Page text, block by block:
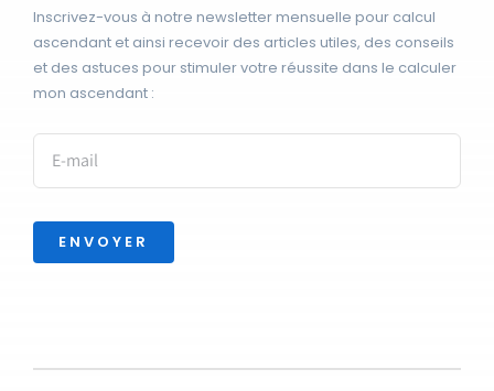
Inscrivez-vous à notre newsletter mensuelle pour calcul
ascendant et ainsi recevoir des articles utiles, des conseils
et des astuces pour stimuler votre réussite dans le calculer
mon ascendant :
ENVOYER